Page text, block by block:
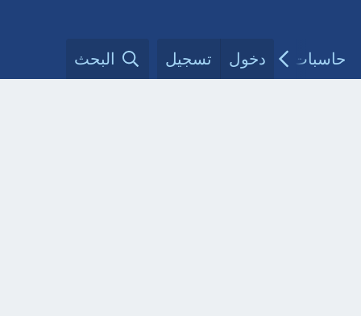
حاسبات طبية مقالات الأطباءدخول تسجيل البحث